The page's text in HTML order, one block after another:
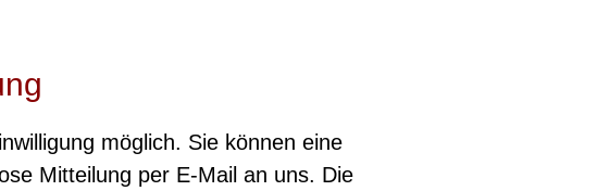
möglich. Sie können eine
Mitteilung per E-Mail an uns. Die